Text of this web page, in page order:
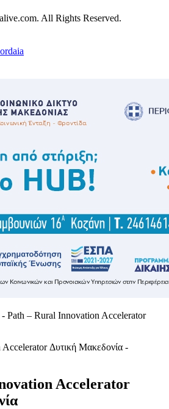
All Rights Reserved.
- Path – Rural Innovation Accelerator
Accelerator